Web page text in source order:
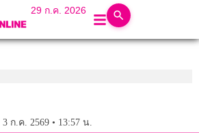
29 ก.ค. 2026
3 ก.ค. 2569 • 13:57 น.